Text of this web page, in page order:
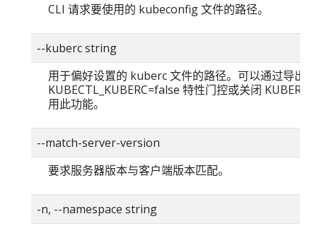
CLI 请求要使用的 kubeconfig 文件的路径。
--kuberc string
用于偏好设置的 kuberc 文件的路径。可以通过导出
KUBECTL_KUBERC=false 特性门控或关闭
用此功能。
--match-server-version
要求服务器版本与客户端版本匹配。
-n, --namespace string